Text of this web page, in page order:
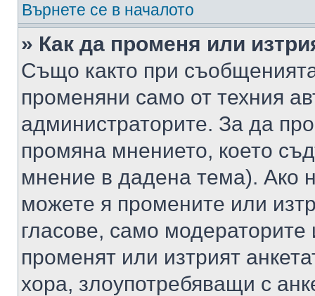
Върнете се в началото
» Как да променя или
Също както при
променяни само от техния
администраторите. За да
промяна мнението, което
мнение в дадена тема). Ако
можете я промените или
гласове, само
променят или изтрият
хора, злоупотребяващи с